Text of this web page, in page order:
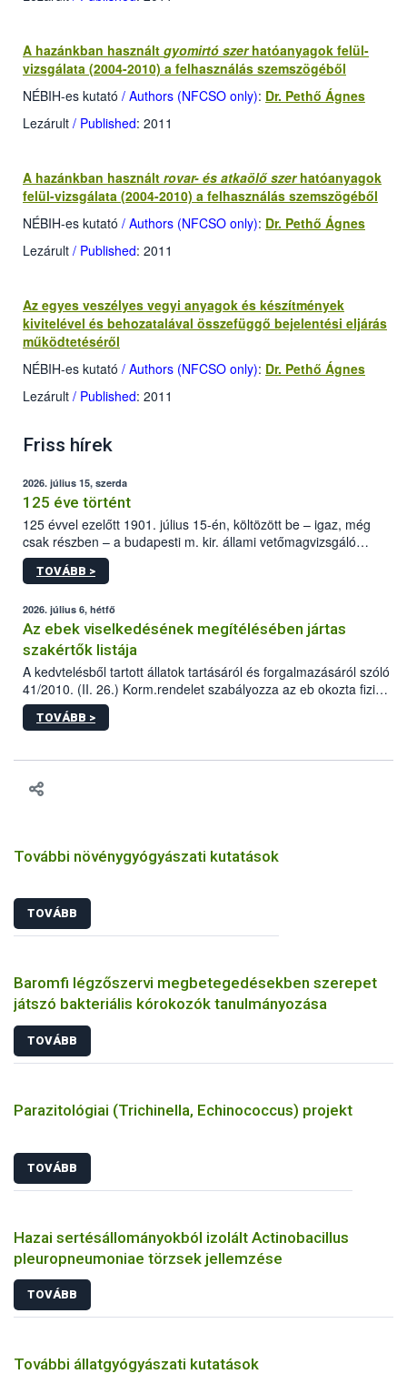
A hazánkban használt gyomirtó szerhatóanyagok felül-
vizsgálata (2004-2010) a felhasználás szemszögéből
NÉBIH-es kutató / Authors (NFCSO only): Dr. Pethő Ágnes
Lezárult / Published: 2011
A hazánkban használt rovar- és atkaölő szerhatóanyagok
felül-vizsgálata (2004-2010) a felhasználás szemszögéből
NÉBIH-es kutató / Authors (NFCSO only): Dr. Pethő Ágnes
Lezárult / Published: 2011
Az egyes veszélyes vegyi anyagok és készítmények
kivitelével és behozatalával összefüggő bejelentési eljárás
működtetéséről
NÉBIH-es kutató / Authors (NFCSO only): Dr. Pethő Ágnes
Lezárult / Published: 2011
Friss hírek
2026. július 15, szerda
125 éve történt
125 évvel ezelőtt 1901. július 15-én, költözött be – igaz, még
csak részben – a budapesti m. kir. állami vetőmagvizsgáló
állomás a Kis Rókus utca 15. szám alatti, Czigler Győző által
tervezett új épületébe.
TOVÁBB >
2026. július 6, hétfő
Az ebek viselkedésének megítélésében jártas
szakértők listája
A kedvtelésből tartott állatok tartásáról és forgalmazásáról szóló
41/2010. (II. 26.) Korm.rendelet szabályozza az eb okozta fizikai
sérülés, illetve ennek veszélye keletkezésekor felmerülő
hatósági feladatokat, valamint a veszélyes eb tartását és annak
vonni az ebek viselkedésének megítélésében jártas szakértőt.
TOVÁBB >
További növénygyógyászati kutatások
TOVÁBB
Baromfi légzőszervi megbetegedésekben szerepet
játszó bakteriális kórokozók tanulmányozása
TOVÁBB
Parazitológiai (Trichinella, Echinococcus) projekt
TOVÁBB
Hazai sertésállományokból izolált Actinobacillus
pleuropneumoniae törzsek jellemzése
TOVÁBB
További állatgyógyászati kutatások